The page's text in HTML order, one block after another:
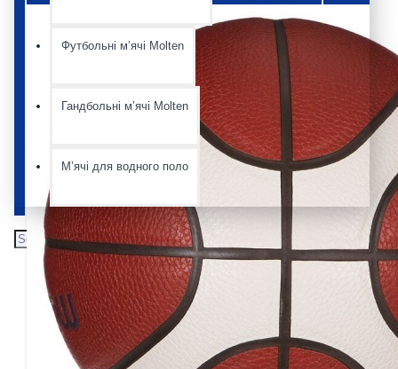
Футбольні мʼячі Molten
Гандбольні мʼячі Molten
Мʼячі для водного поло